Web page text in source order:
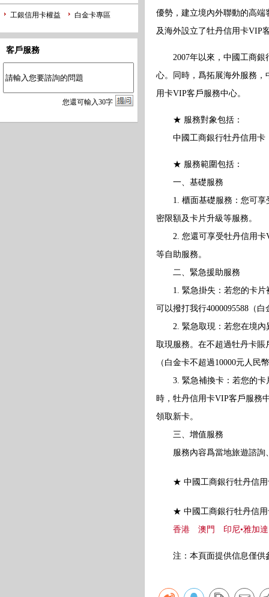
工銀信用卡權益 白金卡專區
客戶服務
您還可輸入30字
優勢，建立境內外聯動的高
及海外設立了牡丹信用卡VIP
2007年以來，中國工商銀
心。同時，爲拓展海外服務
用卡VIP客戶服務中心。
★ 服務對象包括：
中國工商銀行牡丹信用卡
★ 服務範圍包括：
一、基礎服務
1. 櫃面基礎服務：您可享
密限額及卡片升級等服務。
2. 您還可享受牡丹信用卡
等自助服務。
二、緊急援助服務
1. 緊急掛失：若您的卡片
可以撥打我行4000095588（
2. 緊急取現：若您在境內
取現服務。在不超過牡丹卡賬
（白金卡不超過10000元人民
3. 緊急補換卡：若您的卡
時，牡丹信用卡VIP客戶服務
領取新卡。
三、增值服務
服務內容爲當地旅遊諮詢
★ 中國工商銀行牡丹信用
★ 中國工商銀行牡丹信用
香港
澳門 印尼•雅加達
注：本頁面提供信息僅供